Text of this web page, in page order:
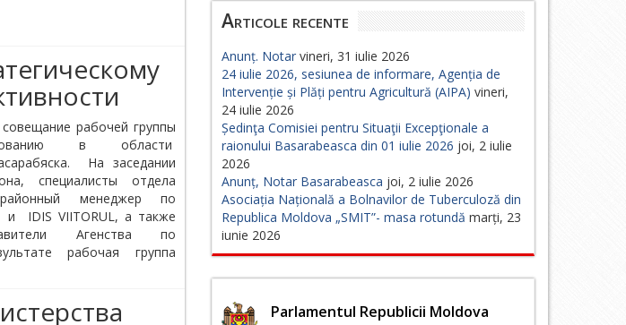
рабочей группы
в области
На заседании
специалисты отдела
менеджер по
и IDIS VIITORUL, а также
Агенства по
рабочая группа
Articole recente
Anunț. Notar vineri, 31 iulie 2026
24 iulie 2026, sesiunea de informare, Agenția de
Intervenție și Plăți pentru Agricultură (AIPA) vineri,
24 iulie 2026
Ședinţa Comisiei pentru Situaţii Excepţionale a
raionului Basarabeasca din 01 iulie 2026 joi, 2 iulie
2026
Anunț, Notar Basarabeasca joi, 2 iulie 2026
Asociația Națională a Bolnavilor de Tuberculoză din
Republica Moldova „SMIT”- masa rotundă marți, 23
iunie 2026
Parlamentul Republicii Moldova